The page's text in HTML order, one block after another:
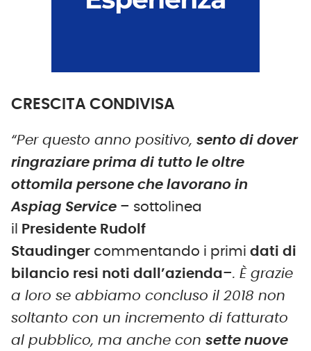
CRESCITA CONDIVISA
“Per questo anno positivo, sento di dover
ringraziare prima di tutto le oltre
ottomila persone che lavorano in
Aspiag Service – sottolinea
il
Presidente Rudolf
Staudinger commentando i primi dati di
bilancio resi noti dall’azienda–. È grazie
a loro se abbiamo concluso il 2018 non
soltanto con un incremento di fatturato
al pubblico, ma anche con sette nuove